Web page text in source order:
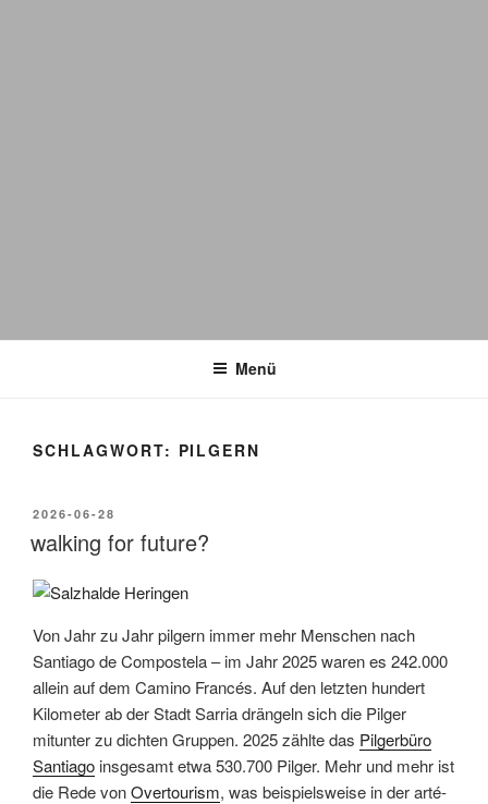
Menü
SCHLAGWORT: PILGERN
VERÖFFENTLICHT
2026-06-28
walking for future?
Von Jahr zu Jahr pilgern immer mehr Menschen nach
Santiago de Compostela – im Jahr 2025 waren es 242.000
allein auf dem Camino Francés. Auf den letzten hundert
Kilometer ab der Stadt Sarria drängeln sich die Pilger
mitunter zu dichten Gruppen. 2025 zählte das Pilgerbüro
Santiago insgesamt etwa 530.700 Pilger. Mehr und mehr ist
die Rede vonOvertourism, was beispielsweise in der arté-